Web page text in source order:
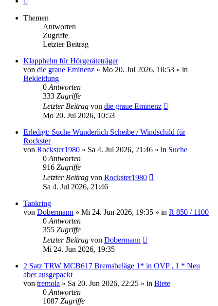
Themen
Antworten
Zugriffe
Letzter Beitrag
Klapphelm für Hörgeräteträger
von die graue Eminenz » Mo 20. Jul 2026, 10:53 » in
Bekleidung
0 Antworten
333 Zugriffe
Letzter Beitrag von die graue Eminenz
Mo 20. Jul 2026, 10:53
Erledigt: Suche Wunderlich Scheibe / Windschild für
Rockster
von Rockster1980 » Sa 4. Jul 2026, 21:46 » in Suche
0 Antworten
916 Zugriffe
Letzter Beitrag von Rockster1980
Sa 4. Jul 2026, 21:46
Tankring
von Dobermann » Mi 24. Jun 2026, 19:35 » in R 850 / 1100
0 Antworten
355 Zugriffe
Letzter Beitrag von Dobermann
Mi 24. Jun 2026, 19:35
2 Satz TRW MCB617 Bremsbeläge 1* in OVP , 1 * Neu
aber ausgepackt
von tremola » Sa 20. Jun 2026, 22:25 » in Biete
0 Antworten
1087 Zugriffe